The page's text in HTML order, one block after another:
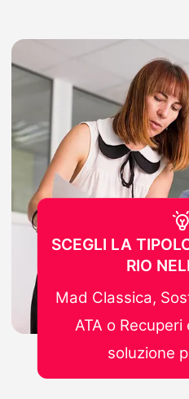
SCEGLI LA
RIO
Mad Classica,
ATA o
soluzione